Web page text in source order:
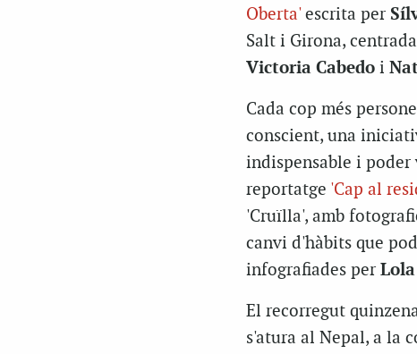
Oberta'escrita per
Salt i Girona,
Victoria Cabedoi
Cada cop més
conscient, una
indispensable i poder
reportatge 'Cap al
'Cruïlla', amb
canvi d'hàbits que
infografiades per
El recorregut
s'atura al Nepal, a la